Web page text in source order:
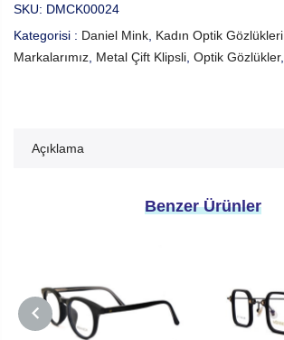
SKU: DMCK00024
Kategorisi : Daniel Mink Kadın Optik Gözlükleri
Markalarımız Metal Çift Klipsli Optik Gözlükler,
Açıklama
Benzer Ürünler